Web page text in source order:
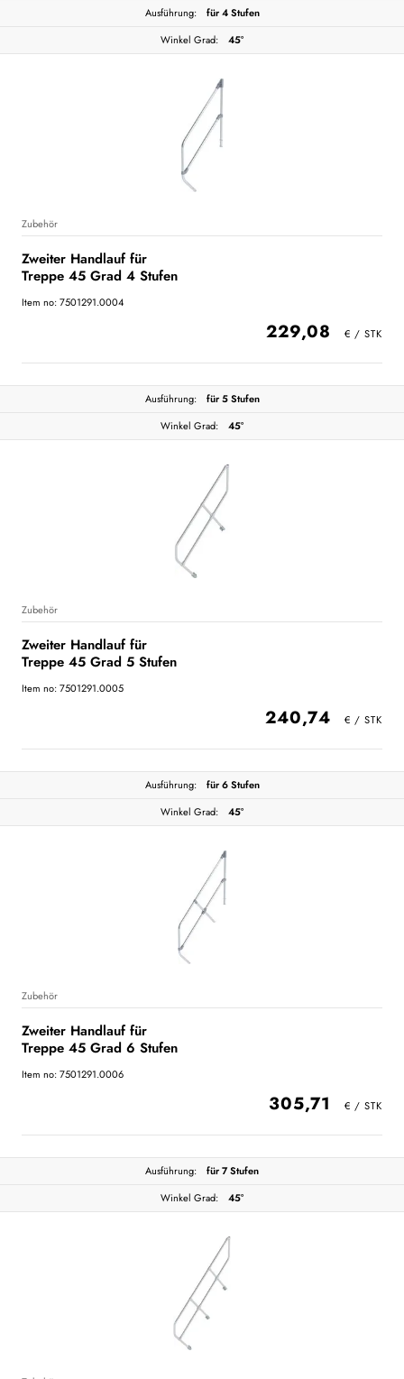
Ausführung:
für 4 Stufen
Winkel Grad:
45°
Zubehör
Zweiter Handlauf für
Treppe 45 Grad 4 Stufen
Item no: 7501291.0004
229,08
Ausführung:
für 5 Stufen
Winkel Grad:
45°
Zubehör
Zweiter Handlauf für
Treppe 45 Grad 5 Stufen
Item no: 7501291.0005
240,74
Ausführung:
für 6 Stufen
Winkel Grad:
45°
Zubehör
Zweiter Handlauf für
Treppe 45 Grad 6 Stufen
Item no: 7501291.0006
305,71
Ausführung:
für 7 Stufen
Winkel Grad:
45°